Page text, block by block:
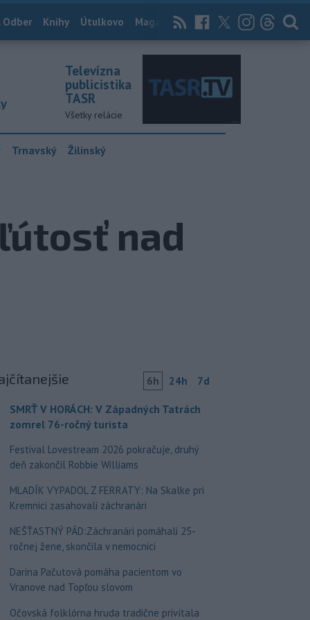
Odber Knihy Útulkovo Magazín News Now Archív
Televízna
publicistika
TASR
Všetky relácie
Trnavský Žilinský
nad
6h 24h 7d
SMRŤ V HORÁCH: V Západných Tatrách
zomrel 76-ročný turista
Festival Lovestream 2026 pokračuje, druhý
deň zakončil Robbie Williams
MLADÍK VYPADOL Z FERRATY: Na Skalke pri
Kremnici zasahovali záchranári
NEŠŤASTNÝ PÁD:Záchranári pomáhali 25-
ročnej žene, skončila v nemocnici
Darina Pačutová pomáha pacientom vo
Vranove nad Topľou slovom
Očovská folklórna hruda tradične privítala